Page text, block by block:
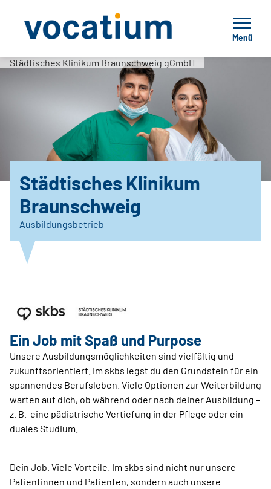
Menü
Städtisches Klinikum Braunschweig gGmbH
Städtisches Klinikum
Braunschweig
Ausbildungsbetrieb
Ein Job mit Spaß und Purpose
Unsere Ausbildungsmöglichkeiten sind vielfältig und
zukunftsorientiert. Im skbs legst du den Grundstein für ein
spannendes Berufsleben. Viele Optionen zur Weiterbildung
warten auf dich, ob während oder nach deiner Ausbildung –
z. B. eine pädiatrische Vertiefung in der Pflege oder ein
duales Studium.
Dein Job. Viele Vorteile. Im skbs sind nicht nur unsere
Patientinnen und Patienten, sondern auch unsere